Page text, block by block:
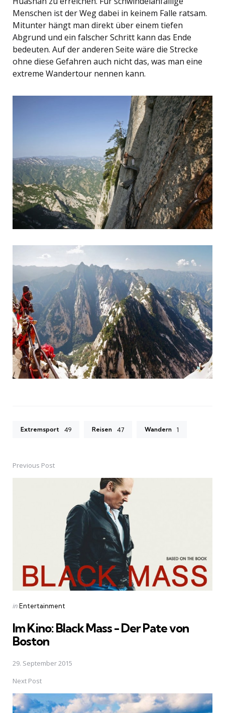
Menschen ist der Weg dabei in keinem Falle ratsam.
Mitunter hängt man direkt über einem tiefen
Abgrund und ein falscher Schritt kann das Ende
bedeuten. Auf der anderen Seite wäre die Strecke
ohne diese Gefahren auch nicht das, was man eine
extreme Wandertour nennen kann.
Extremsport 49 Reisen 47 Wandern 1
PostPrevious Post
Posted
inEntertainment
Im Kino: Black Mass - Der Pate von
Boston
29. September 2015
Next Post